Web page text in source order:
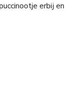
erbij en